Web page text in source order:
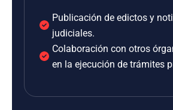
Publicación de edictos y
judiciales.
Colaboración con otros
en la ejecución de trámites